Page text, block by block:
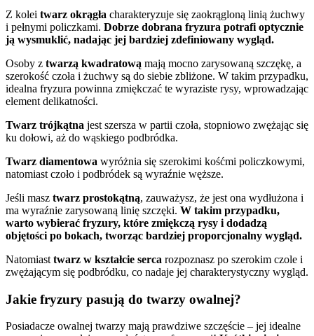
Z kolei twarz okrągła charakteryzuje się zaokrągloną linią żuchwy
i pełnymi policzkami. Dobrze dobrana fryzura potrafi optycznie
ją wysmuklić, nadając jej bardziej zdefiniowany wygląd.
Osoby z twarzą kwadratową mają mocno zarysowaną szczękę, a
szerokość czoła i żuchwy są do siebie zbliżone. W takim przypadku,
idealna fryzura powinna zmiękczać te wyraziste rysy, wprowadzając
element delikatności.
Twarz trójkątna jest szersza w partii czoła, stopniowo zwężając się
ku dołowi, aż do wąskiego podbródka.
Twarz diamentowa wyróżnia się szerokimi kośćmi policzkowymi,
natomiast czoło i podbródek są wyraźnie węższe.
Jeśli masz twarz prostokątną, zauważysz, że jest ona wydłużona i
ma wyraźnie zarysowaną linię szczęki. W takim przypadku,
warto wybierać fryzury, które zmiękczą rysy i dodadzą
objętości po bokach, tworząc bardziej proporcjonalny wygląd.
Natomiast twarz w kształcie serca rozpoznasz po szerokim czole i
zwężającym się podbródku, co nadaje jej charakterystyczny wygląd.
Jakie fryzury pasują do twarzy owalnej?
Posiadacze owalnej twarzy mają prawdziwe szczęście – jej idealne